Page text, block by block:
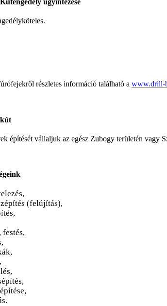
részletes információ található a www.drill-
építését vállaljuk az egész Zubogy területén vagy
(felújítás),
festés,